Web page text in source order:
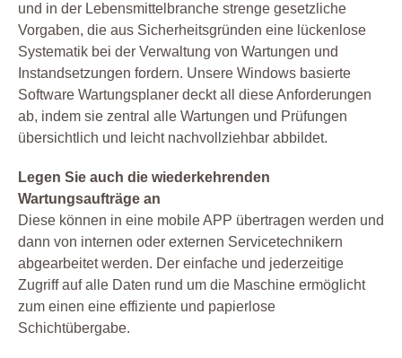
und in der Lebensmittelbranche strenge gesetzliche
Vorgaben, die aus Sicherheitsgründen eine lückenlose
Systematik bei der Verwaltung von Wartungen und
Instandsetzungen fordern. Unsere Windows basierte
Software Wartungsplaner deckt all diese Anforderungen
ab, indem sie zentral alle Wartungen und Prüfungen
übersichtlich und leicht nachvollziehbar abbildet.
Legen Sie auch die wiederkehrenden
Wartungsaufträge an
Diese können in eine mobile APP übertragen werden und
dann von internen oder externen Servicetechnikern
abgearbeitet werden. Der einfache und jederzeitige
Zugriff auf alle Daten rund um die Maschine ermöglicht
zum einen eine effiziente und papierlose
Schichtübergabe.